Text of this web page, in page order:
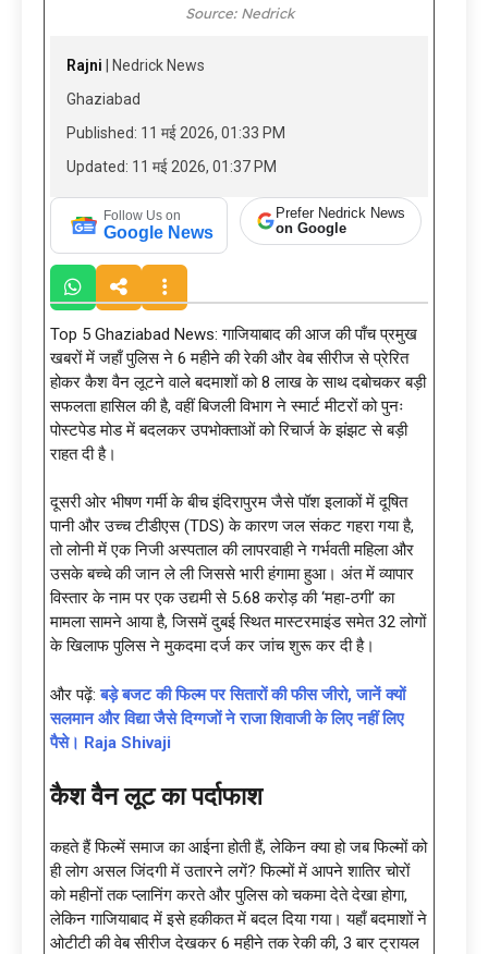
Source: Nedrick
Rajni | Nedrick News
Ghaziabad
Published: 11 मई 2026, 01:33 PM
Updated: 11 मई 2026, 01:37 PM
Follow Us on
Google News
Prefer Nedrick News
on Google
Top 5 Ghaziabad News: गाजियाबाद की आज की पाँच प्रमुख
खबरों में जहाँ पुलिस ने 6 महीने की रेकी और वेब सीरीज से प्रेरित
होकर कैश वैन लूटने वाले बदमाशों को 8 लाख के साथ दबोचकर बड़ी
सफलता हासिल की है, वहीं बिजली विभाग ने स्मार्ट मीटरों को पुनः
पोस्टपेड मोड में बदलकर उपभोक्ताओं को रिचार्ज के झंझट से बड़ी
राहत दी है।
दूसरी ओर भीषण गर्मी के बीच इंदिरापुरम जैसे पॉश इलाकों में दूषित
पानी और उच्च टीडीएस (TDS) के कारण जल संकट गहरा गया है,
तो लोनी में एक निजी अस्पताल की लापरवाही ने गर्भवती महिला और
उसके बच्चे की जान ले ली जिससे भारी हंगामा हुआ। अंत में व्यापार
विस्तार के नाम पर एक उद्यमी से 5.68 करोड़ की ‘महा-ठगी’ का
मामला सामने आया है, जिसमें दुबई स्थित मास्टरमाइंड समेत 32 लोगों
के खिलाफ पुलिस ने मुकदमा दर्ज कर जांच शुरू कर दी है।
और पढ़ें:बड़े बजट की फिल्म पर सितारों की फीस जीरो, जानें क्यों
सलमान और विद्या जैसे दिग्गजों ने राजा शिवाजी के लिए नहीं लिए
पैसे। Raja Shivaji
कैश वैन लूट का पर्दाफाश
कहते हैं फिल्में समाज का आईना होती हैं, लेकिन क्या हो जब फिल्मों को
ही लोग असल जिंदगी में उतारने लगें? फिल्मों में आपने शातिर चोरों
को महीनों तक प्लानिंग करते और पुलिस को चकमा देते देखा होगा,
लेकिन गाजियाबाद में इसे हकीकत में बदल दिया गया। यहाँ बदमाशों ने
ओटीटी की वेब सीरीज देखकर 6 महीने तक रेकी की, 3 बार ट्रायल